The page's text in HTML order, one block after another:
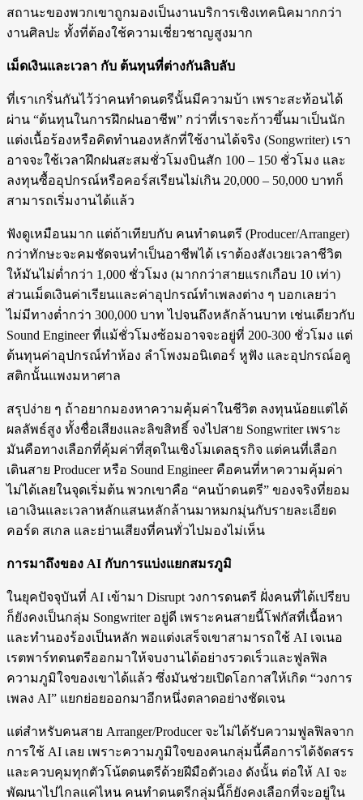
สถานะของพวกเขาถูกมองเป็นงานบริการเชิงเทคนิคมากกว่า
งานศิลปะ ทั้งที่ต้องใช้ความเชี่ยวชาญสูงมาก
เม็ดเงินและเวลา กับ ต้นทุนที่ต่างกันลิบลับ
ที่เราเกริ่นกันไว้ว่าคนทำดนตรีนั้นมีความบ้า เพราะสะท้อนได้
ผ่าน “ต้นทุนในการฝึกฝนอาชีพ” กว่าที่เราจะก้าวขึ้นมาเป็นนัก
แต่งเนื้อร้องหรือคิดทำนองหลักที่ใช้งานได้จริง (Songwriter) เรา
อาจจะใช้เวลาฝึกฝนสะสมชั่วโมงบินสัก 100 – 150 ชั่วโมง และ
ลงทุนซื้ออุปกรณ์หรือคอร์สเรียนไม่เกิน 20,000 – 50,000 บาทก็
สามารถเริ่มงานได้แล้ว
ฟังดูเหมือนมาก แต่ถ้าเทียบกับ คนทำดนตรี (Producer/Arranger)
กว่าทักษะจะคมชัดจนทำเป็นอาชีพได้ เราต้องสังเวยเวลาชีวิต
ให้มันไม่ต่ำกว่า 1,000 ชั่วโมง (มากกว่าสายแรกเกือบ 10 เท่า)
ส่วนเม็ดเงินค่าเรียนและค่าอุปกรณ์ทำเพลงต่าง ๆ บอกเลยว่า
ไม่มีทางต่ำกว่า 300,000 บาท ไปจนถึงหลักล้านบาท เช่นเดียวกับ
Sound Engineer ที่แม้ชั่วโมงซ้อมอาจจะอยู่ที่ 200-300 ชั่วโมง แต่
ต้นทุนค่าอุปกรณ์ทำห้อง ลำโพงมอนิเตอร์ หูฟัง และอุปกรณ์อคู
สติกนั้นแพงมหาศาล
สรุปง่าย ๆ ถ้าอยากมองหาความคุ้มค่าในชีวิต ลงทุนน้อยแต่ได้
ผลลัพธ์สูง ทั้งชื่อเสียงและลิขสิทธิ์ จงไปสาย Songwriter เพราะ
มันคือทางเลือกที่คุ้มค่าที่สุดในเชิงโมเดลธุรกิจ แต่คนที่เลือก
เดินสาย Producer หรือ Sound Engineer คือคนที่หาความคุ้มค่า
ไม่ได้เลยในจุดเริ่มต้น พวกเขาคือ “คนบ้าดนตรี” ของจริงที่ยอม
เอาเงินและเวลาหลักแสนหลักล้านมาหมกมุ่นกับรายละเอียด
คอร์ด สเกล และย่านเสียงที่คนทั่วไปมองไม่เห็น
การมาถึงของ AI กับการแบ่งแยกสมรภูมิ
ในยุคปัจจุบันที่ AI เข้ามา Disrupt วงการดนตรี ฝั่งคนที่ได้เปรียบ
ก็ยังคงเป็นกลุ่ม Songwriter อยู่ดี เพราะคนสายนี้โฟกัสที่เนื้อหา
และทำนองร้องเป็นหลัก พอแต่งเสร็จเขาสามารถใช้ AI เจเนอ
เรตพาร์ทดนตรีออกมาให้จบงานได้อย่างรวดเร็วและฟูลฟิล
ความภูมิใจของเขาได้แล้ว ซึ่งมันช่วยเปิดโอกาสให้เกิด “วงการ
เพลง AI” แยกย่อยออกมาอีกหนึ่งตลาดอย่างชัดเจน
แต่สำหรับคนสาย Arranger/Producer จะไม่ได้รับความฟูลฟิลจาก
การใช้ AI เลย เพราะความภูมิใจของคนกลุ่มนี้คือการได้จัดสรร
และควบคุมทุกตัวโน้ตดนตรีด้วยฝีมือตัวเอง ดังนั้น ต่อให้ AI จะ
พัฒนาไปไกลแค่ไหน คนทำดนตรีกลุ่มนี้ก็ยังคงเลือกที่จะอยู่ใน